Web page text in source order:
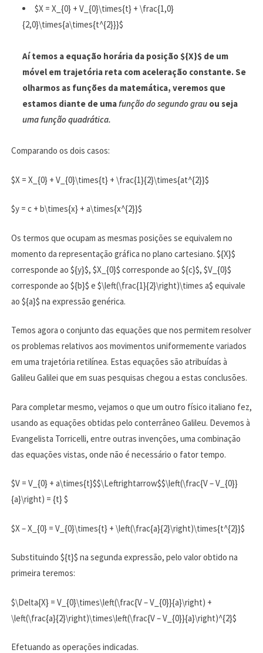
$X = X_{0} + V_{0}\times{t} + \frac{1,0}
{2,0}\times{a\times{t^{2}}}$
Aí temos a equação horária da posição ${X}$ de um
móvel em trajetória reta com aceleração constante. Se
olharmos as funções da matemática, veremos que
estamos diante de umafunção do segundo grauou seja
uma função quadrática.
Comparando os dois casos:
$X = X_{0} + V_{0}\times{t} + \frac{1}{2}\times{at^{2}}$
$y = c + b\times{x} + a\times{x^{2}}$
Os termos que ocupam as mesmas posições se equivalem no
momento da representação gráfica no plano cartesiano. ${X}$
corresponde ao ${y}$, $X_{0}$ corresponde ao ${c}$, $V_{0}$
corresponde ao ${b}$ e $\left(\frac{1}{2}\right)\times a$ equivale
ao ${a}$ na expressão genérica.
Temos agora o conjunto das equações que nos permitem resolver
os problemas relativos aos movimentos uniformemente variados
em uma trajetória retilínea. Estas equações são atribuídas à
Galileu Galilei que em suas pesquisas chegou a estas conclusões.
Para completar mesmo, vejamos o que um outro físico italiano fez,
usando as equações obtidas pelo conterrâneo Galileu. Devemos à
Evangelista Torricelli, entre outras invenções, uma combinação
das equações vistas, onde não é necessário o fator tempo.
$V = V_{0} + a\times{t}$$\Leftrightarrow$$\left(\frac{V – V_{0}}
{a}\right) = {t} $
$X – X_{0} = V_{0}\times{t} + \left(\frac{a}{2}\right)\times{t^{2}}$
Substituindo ${t}$ na segunda expressão, pelo valor obtido na
primeira teremos:
$\Delta{X} = V_{0}\times\left(\frac{V – V_{0}}{a}\right) +
\left(\frac{a}{2}\right)\times\left(\frac{V – V_{0}}{a}\right)^{2}$
Efetuando as operações indicadas.